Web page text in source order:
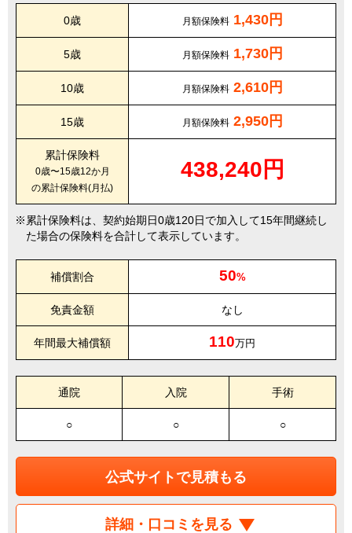
0歳 月額保険料 1,430円
5歳 月額保険料 1,730円
10歳 月額保険料 2,610円
15歳 月額保険料 2,950円
累計保険料
0歳〜15歳12か月
の累計保険料(月払)
438,240円
累計保険料は、契約始期日0歳120日で加入して15年間継続し
た場合の保険料を合計して表示しています。
補償割合 50%
免責金額 なし
年間最大補償額 110万円
通院 入院 手術
○ ○ ○
公式サイトで見積もる
詳細・口コミを見る